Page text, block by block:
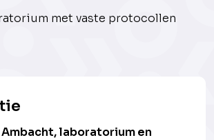
met vaste protocollen
Ambacht, laboratorium en